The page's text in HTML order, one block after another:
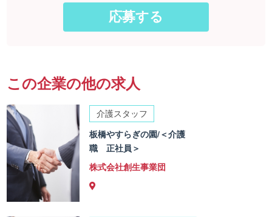
この企業の他の求人
介護スタッフ
板橋やすらぎの園/＜介護
職 正社員＞
株式会社創生事業団